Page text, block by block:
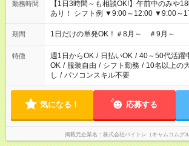
勤務時間
【1日3時間～も相談OK!】午前中のみや
あり！ シフト例 ▼9:00～12:00 ▼9:00～
▼18:00～21:00
期間 1日だけの単発OK！＃8月～ ＃9月～
特徴 週1日からOK / 日払いOK / 40～50代活躍
OK / 服装自由 / シフト勤務 / 10名以上の
し / パソコンスキル不要
気になる！ 応募する
掲載元企業名 株式会社バイトレ（キャムコムグル